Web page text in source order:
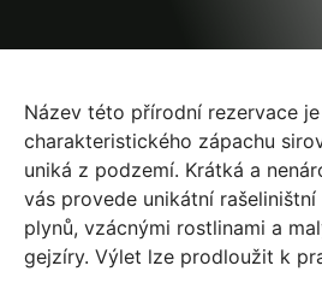
Název této přírodní rezervace
charakteristického zápachu
uniká z podzemí. Krátká a
vás provede unikátní
plynů, vzácnými rostlinami a
gejzíry. Výlet lze prodloužit k